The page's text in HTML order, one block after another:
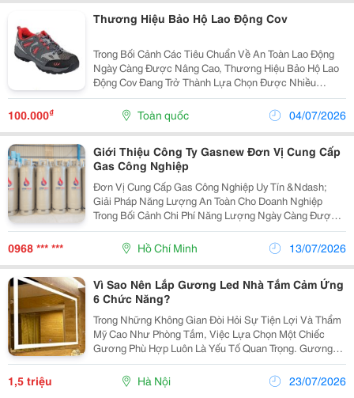
Thương Hiệu Bảo Hộ Lao Động Cov
Trong Bối Cảnh Các Tiêu Chuẩn Về An Toàn Lao Động
Ngày Càng Được Nâng Cao, Thương Hiệu Bảo Hộ Lao
Động Cov Đang Trở Thành Lựa Chọn Được Nhiều
Doanh Nghiệp Quan Tâm. Việc Lựa Chọn Bảo Hộ Lao
Động Cov Thông Qua Nhà Phân Phối Cov Uy Tín Không
Chỉ Giúp...
100.000₫ Toàn quốc 04/07/2026
Giới Thiệu Công Ty Gasnew Đơn Vị Cung Cấp
Gas Công Nghiệp
Đơn Vị Cung Cấp Gas Công Nghiệp Uy Tín &Ndash;
Giải Pháp Năng Lượng An Toàn Cho Doanh Nghiệp
Trong Bối Cảnh Chi Phí Năng Lượng Ngày Càng Được
Doanh Nghiệp Quan Tâm, Việc Lựa Chọn Một Nguồn
Nhiên Liệu Ổn Định, Tiết Kiệm Và An Toàn Là Yếu Tố
Quan...
0968 *** *** Hồ Chí Minh 13/07/2026
Vì Sao Nên Lắp Gương Led Nhà Tắm Cảm Ứng
6 Chức Năng?
Trong Những Không Gian Đòi Hỏi Sự Tiện Lợi Và Thẩm
Mỹ Cao Như Phòng Tắm, Việc Lựa Chọn Một Chiếc
Gương Phù Hợp Luôn Là Yếu Tố Quan Trọng. Gương
Led Nhà Tắm Cảm Ứng 6 Chức Năng Ra Đời Như Một
Giải Pháp Hoàn Hảo Cho Nhu Cầu Sử Dụng Hiện Đại.
Không Chỉ...
1,5 triệu Hà Nội 23/07/2026